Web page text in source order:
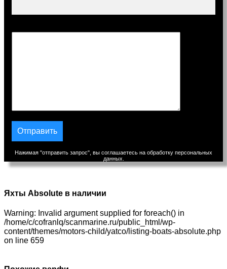
Нажимая "отправить запрос", вы соглашаетесь на обработку персональных
данных.
Яхты Absolute в наличии
Warning: Invalid argument supplied for foreach() in
/home/c/cofranlq/scanmarine.ru/public_html/wp-
content/themes/motors-child/yatco/listing-boats-absolute.php
on line 659